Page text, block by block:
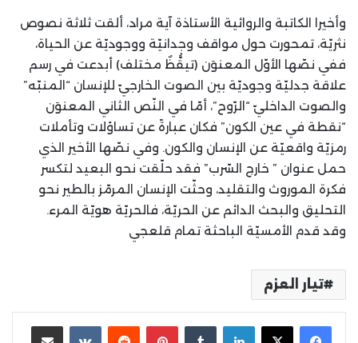
وأخيرا الكاتبة والروائية الأستاذة آية مراد، ألقت ثلاثة نصوص
نثريّة، تمحورت حول مواقف وجدانيّة ووجوديّة عن الحياة،
ففي نصّها الأوّل المعنوَن (تيقُّظٌ مختلف) أبدعت في رسم
علاقة جدليّة وجوديّة بين الصوت الخارجيّ للإنسان “المنبّه”
والصوت الداخليّ “الرّوح”، أمّا في النّص الثاني المعنوَن
“نقطة في عين الكون” فكان عبارةً عن تساؤلات وتأملات
رمزيّة واقعيّة عن الإنسان والكون. وفي نصّها الأخير الذي
حمل عنوان ” خارج السّرب” فقد حلّقت نحو البعيد لتكسر
فكرة الموروث والتقليد، وحثّت الإنسان المرمّز بالطير نحو
التحليق والبحث الدائم عن الحريّة، فالحريّة هويّة المرء.
وقد قدم الأمسيّة الباحثة تمام قلعجي
تيار العزم
لينكدإن بينتيريست مشاركة عبر البريد